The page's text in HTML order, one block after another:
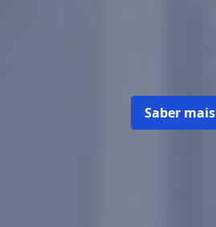
Saber mais